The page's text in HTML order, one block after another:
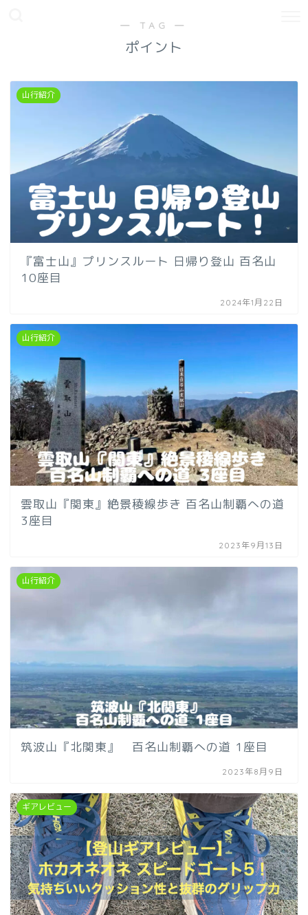
― TAG ―
ポイント
山行紹介
『富士山』プリンスルート 日帰り登山 百名山
10座目
2024年1月22日
山行紹介
雲取山『関東』絶景稜線歩き 百名山制覇への道
3座目
2023年9月13日
山行紹介
筑波山『北関東』 百名山制覇への道 1座目
2023年8月9日
ギアレビュー